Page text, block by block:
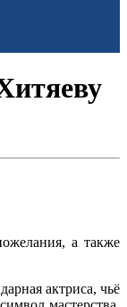
а также
актриса, чьё